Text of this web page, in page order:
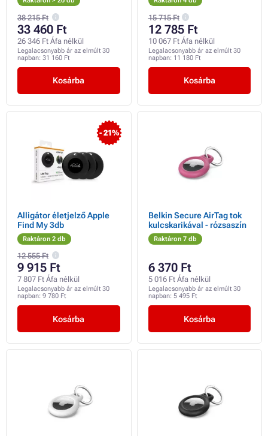
38 215 Ft
33 460 Ft
26 346 Ft Áfa nélkül
Legalacsonyabb ár az elmúlt 30
napban: 31 160 Ft
Kosárba
15 715 Ft
12 785 Ft
10 067 Ft Áfa nélkül
Legalacsonyabb ár az elmúlt 30
napban: 11 180 Ft
Kosárba
- 21%
Alligátor életjelző Apple
Find My 3db
Raktáron 2 db
12 555 Ft
9 915 Ft
7 807 Ft Áfa nélkül
Legalacsonyabb ár az elmúlt 30
napban: 9 780 Ft
Kosárba
Belkin Secure AirTag tok
kulcskarikával - rózsaszín
Raktáron 7 db
6 370 Ft
5 016 Ft Áfa nélkül
Legalacsonyabb ár az elmúlt 30
napban: 5 495 Ft
Kosárba